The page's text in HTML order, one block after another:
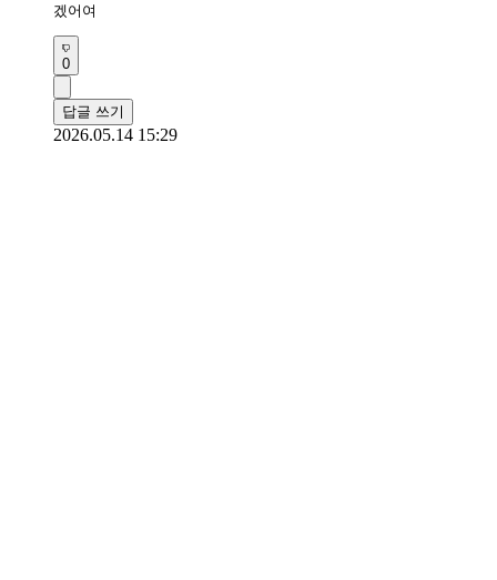
겠어여
0
답글 쓰기
2026.05.14 15:29